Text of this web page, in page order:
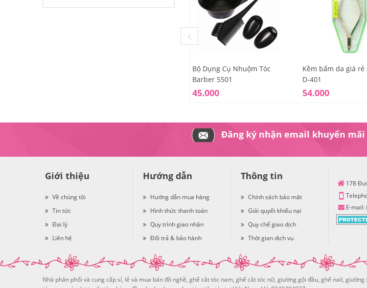
Bộ Dụng Cụ Nhuộm Tóc
Barber 5501
45.000
Kềm bấm da giá rẻ
D-401
54.000
Đăng ký nhận email khuyến mãi
Giới thiệu
Về chúng tôi
Tin tức
Đại lý
Liên hệ
Hướng dẫn
Hướng dẫn mua hàng
Hình thức thanh toán
Quy trình giao nhận
Đổi trả & bảo hành
Thông tin
Chính sách bảo mật
Giải quyết khiếu nại
Quy chế giao dịch
Thời gian dịch vụ
178
E-mail:
Nhà phân phối và cung cấp sỉ, lẻ và mua bán đồ nghề, ghế cắt tóc nam, ghế cắt tóc nữ, giường gội đầu, ghế nail,